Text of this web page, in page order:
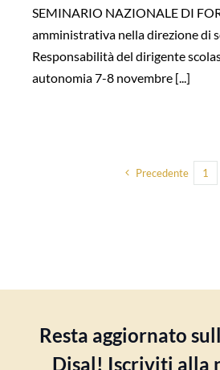
SEMINARIO NAZIONALE DI
amministrativa nella direzione di
Responsabilità del dirigente
autonomia 7-8 novembre [...]
Precedente 1
Resta aggiornato
Disal! Iscriviti alla